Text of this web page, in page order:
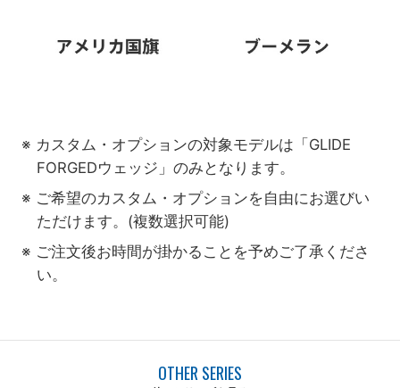
※ カスタム・オプションの対象モデルは「GLIDE
FORGEDウェッジ」のみとなります。
※ ご希望のカスタム・オプションを自由にお選びい
ただけます。(複数選択可能)
※ ご注文後お時間が掛かることを予めご了承くださ
い。
OTHER SERIES